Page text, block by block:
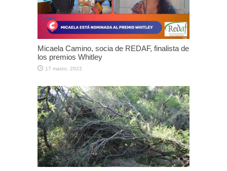
Micaela Camino, socia de REDAF, finalista de
los premios Whitley
17 marzo, 2022